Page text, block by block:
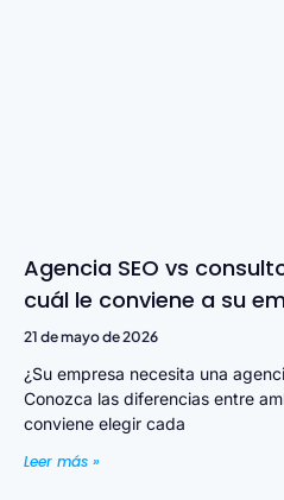
Agencia SEO vs
cuál le conviene a su
21 de mayo de 2026
¿Su empresa necesita una
Conozca las diferencias entre
conviene elegir cada
Leer más »